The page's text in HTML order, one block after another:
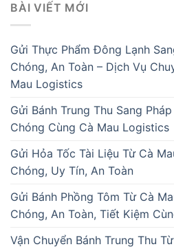
BÀI VIẾT MỚI
Gửi Thực Phẩm Đông Lạnh
Chóng, An Toàn – Dịch Vụ
Mau Logistics
Gửi Bánh Trung Thu Sang
Chóng Cùng Cà Mau Logistics
Gửi Hỏa Tốc Tài Liệu Từ Cà
Chóng, Uy Tín, An Toàn
Gửi Bánh Phồng Tôm Từ Cà
Chóng, An Toàn, Tiết Kiệm
Vận Chuyển Bánh Trung Thu